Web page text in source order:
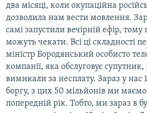
два місяці, коли окупаційна
дозволила нам вести мовлення.
самі запустили вечірній ефір,
можуть чекати. Всі ці складності
міністр Бородянський особисто
компанії, яка обслуговує
вимикали за несплату. Зараз у нас
боргу, з цих 50 мільйонів ми
попередній рік. Тобто, ми зараз в